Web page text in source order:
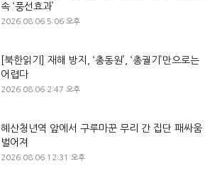
속 ‘풍선효과’
2026.08.06 5:06 오후
[북한읽기] 재해 방지, ‘총동원’, ‘총궐기’만으로는
어렵다
2026.08.06 2:47 오후
혜산청년역 앞에서 구루마꾼 무리 간 집단 패싸움
벌어져
2026.08.06 12:31 오후